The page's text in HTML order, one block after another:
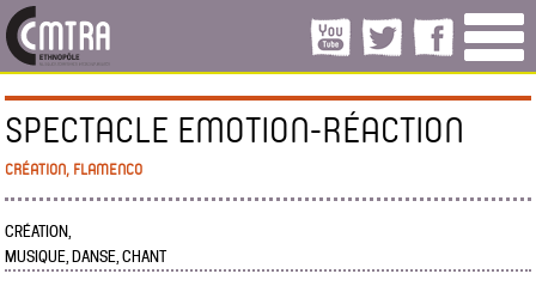
SPECTACLE EMOTION-RÉACTION
CRÉATION, FLAMENCO
CRÉATION,
MUSIQUE, DANSE, CHANT